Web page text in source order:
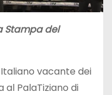
Stampa del
vacante dei
al PalaTiziano di